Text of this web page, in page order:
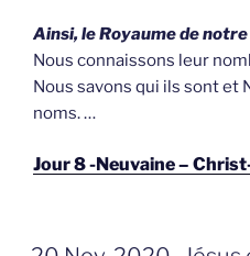
Ainsi, le Royaume de
Nous connaissons leur
Nous savons qui ils sont et
noms. …
Jour 8 -Neuvaine –
GEPLAATST